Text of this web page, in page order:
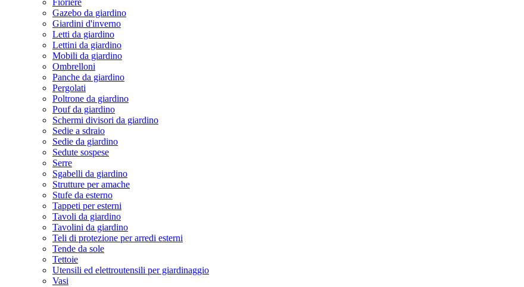
Fioriere
Gazebo da giardino
Giardini d'inverno
Letti da giardino
Lettini da giardino
Mobili da giardino
Ombrelloni
Panche da giardino
Pergolati
Poltrone da giardino
Pouf da giardino
Schermi divisori da giardino
Sedie a sdraio
Sedie da giardino
Sedute sospese
Serre
Sgabelli da giardino
Strutture per amache
Stufe da esterno
Tappeti per esterni
Tavoli da giardino
Tavolini da giardino
Teli di protezione per arredi esterni
Tende da sole
Tettoie
Utensili ed elettroutensili per giardinaggio
Vasi